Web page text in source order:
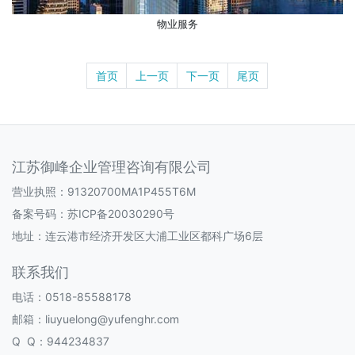
物业服务
首页 上一页 下一页 尾页
江苏御峰企业管理咨询有限公司
营业执照：91320700MA1P455T6M
备案号码： 苏ICP备20030290号
地址：连云港市经济开发区大浦工业区都科广场6层
联系我们
电话：0518-85588178
邮箱：liuyuelong@yufenghr.com
Q Q：944234837